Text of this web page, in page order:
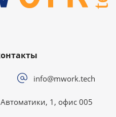
info@mwork.tech
1, офис 005